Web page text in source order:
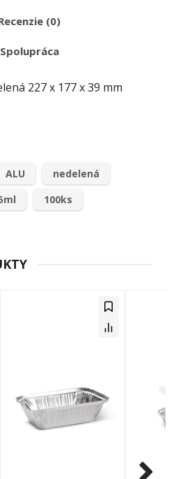
(0)
227 x 177 x 39 mm
ALU
nedelená
100ks